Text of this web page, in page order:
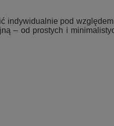
indywidualnie pod
– od prostych i